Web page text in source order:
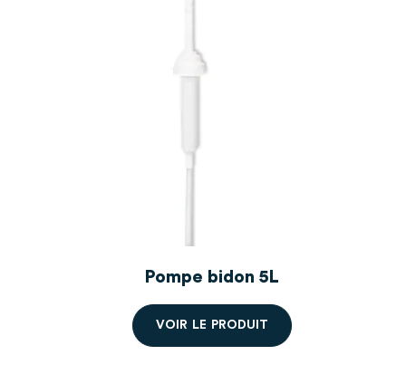
Pompe bidon 5L
VO R LE PRO DU T